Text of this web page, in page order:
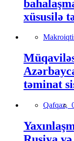
xüsusilə
təminat
Qafqaz,